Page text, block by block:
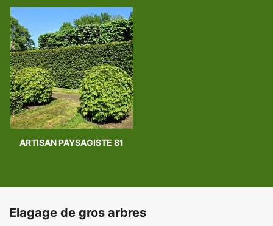
ARTISAN PAYSAGISTE 81
Elagage de gros arbres